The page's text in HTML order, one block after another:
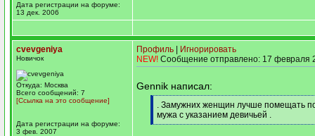
Дата регистрации на форуме:
13 дек. 2006
cvevgeniya
Новичок
Откуда: Москва
Всего сообщений: 7
[Ссылка на это сообщение]
Дата регистрации на форуме:
3 фев. 2007
Профиль
Игнорировать
NEW! Сообщение отправлено: 17 февраля
Gennik написал:
[q]
. Замужних женщин лучше помещать
мужа с указанием девичьей .
[/q]